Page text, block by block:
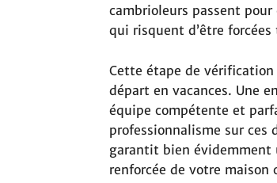
cambrioleurs passent
qui risquent d’être
Cette étape de
départ en vacances. Une
équipe compétente et
professionnalisme sur ces
garantit bien
renforcée de votre maison